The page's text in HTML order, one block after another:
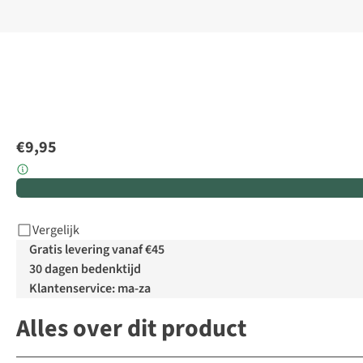
€9,95
Vergelijk
Gratis levering vanaf €45
30 dagen bedenktijd
Klantenservice: ma-za
Alles over dit product